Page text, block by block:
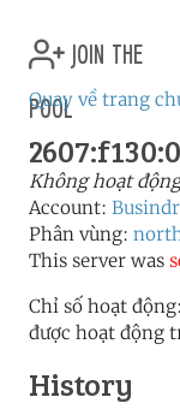
join the
pool
Quay về trang
Không hoạt
Account:
Phân vùng:
This server was
Chỉ số hoạt
được hoạt động
History